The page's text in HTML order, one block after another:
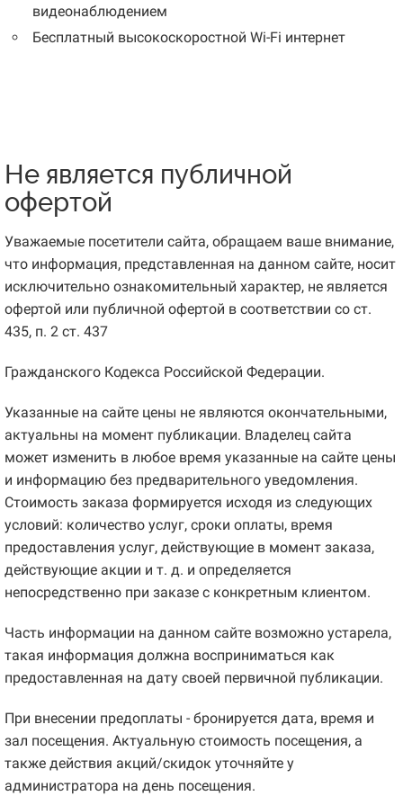
видеонаблюдением
Бесплатный высокоскоростной Wi-Fi интернет
Не является публичной
офертой
Уважаемые посетители сайта, обращаем ваше внимание,
что информация, представленная на данном сайте, носит
исключительно ознакомительный характер, не является
офертой или публичной офертой в соответствии со ст.
435, п. 2 ст. 437
Гражданского Кодекса Российской Федерации.
Указанные на сайте цены не являются окончательными,
актуальны на момент публикации. Владелец сайта
может изменить в любое время указанные на сайте цены
и информацию без предварительного уведомления.
Стоимость заказа формируется исходя из следующих
условий: количество услуг, сроки оплаты, время
предоставления услуг, действующие в момент заказа,
действующие акции и т. д. и определяется
непосредственно при заказе с конкретным клиентом.
Часть информации на данном сайте возможно устарела,
такая информация должна восприниматься как
предоставленная на дату своей первичной публикации.
При внесении предоплаты - бронируется дата, время и
зал посещения. Актуальную стоимость посещения, а
также действия акций/скидок уточняйте у
администратора на день посещения.